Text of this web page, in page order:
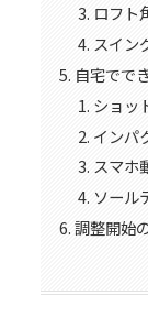
ロフト
スイン
自宅でで
ショッ
インパ
スマホ
ソール
調整開始